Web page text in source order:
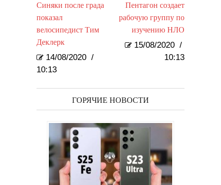
Синяки после града
показал
велосипедист Тим ​​
Деклерк
14/08/2020 /
10:13
Пентагон создает
рабочую группу по
изучению НЛО
15/08/2020 /
10:13
ГОРЯЧИЕ НОВОСТИ